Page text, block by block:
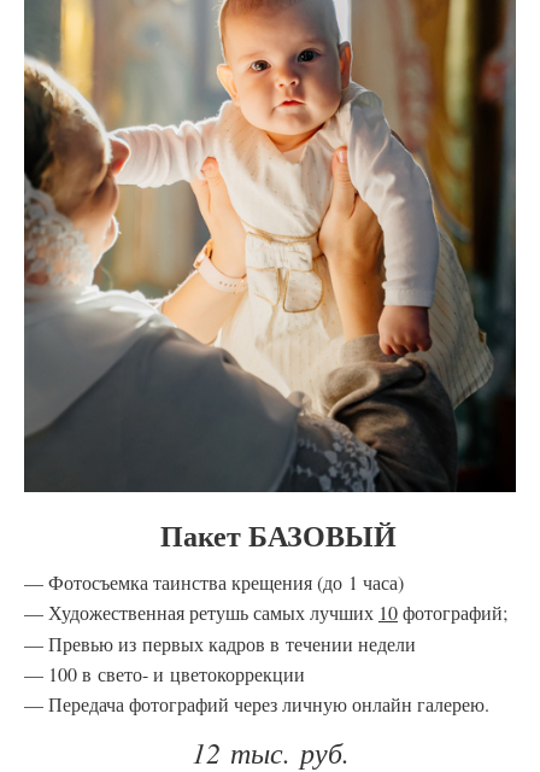
Пакет БАЗОВЫЙ
Фотосъемка таинства крещения (до 1 часа)
Художественная ретушь самых лучших 10фотографий;
Превью из первых кадров в течении недели
100 в свето- и цветокоррекции
Передача фотографий через личную онлайн галерею.
12 тыс. руб.